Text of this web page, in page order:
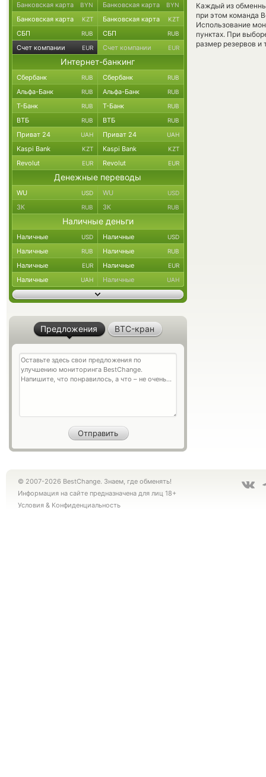
Каждый из
при этом команда
Использование
пунктах. При
размер резервов и
Банковская карта BYN Банковская карта BYN
Банковская карта KZT Банковская карта KZT
СБП RUB СБП RUB
Счет компании EUR Счет компании EUR
Интернет-банкинг
Сбербанк RUB Сбербанк RUB
Альфа-Банк RUB Альфа-Банк RUB
Т-Банк RUB Т-Банк RUB
ВТБ RUB ВТБ RUB
Приват 24 UAH Приват 24 UAH
Kaspi Bank KZT Kaspi Bank KZT
Revolut EUR Revolut EUR
Денежные переводы
WU USD WU USD
ЗК RUB ЗК RUB
Наличные деньги
Наличные USD Наличные USD
Наличные RUB Наличные RUB
Наличные EUR Наличные EUR
Наличные UAH Наличные UAH
Предложения BTC-кран
© 2007-2026 BestChange. Знаем, где обменять!
Информация на сайте предназначена для лиц 18+
Условия & Конфиденциальность